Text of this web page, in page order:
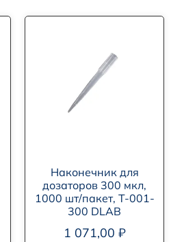
Наконечник для
дозаторов 300 мкл,
1000 шт/пакет, T-001-
300 DLAB
1 071,00 ₽